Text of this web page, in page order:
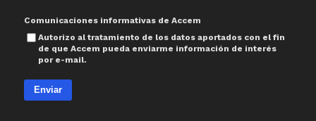
Comunicaciones informativas de Accem
Autorizo al tratamiento de los datos aportados con el fin
de que Accem pueda enviarme información de interés
por e-mail.
Enviar